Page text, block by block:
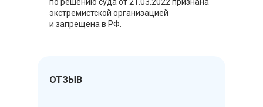
экстремистской организацией
и запрещена в РФ.
ОТЗЫВ